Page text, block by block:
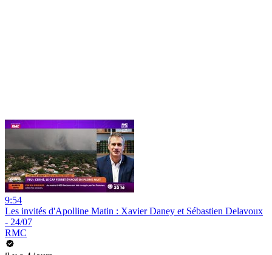
9:54
Les invités d'Apolline Matin : Xavier Daney et Sébastien Delavoux
- 24/07
RMC